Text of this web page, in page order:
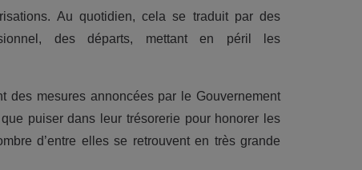
Au quotidien, cela se traduit par des
des départs, mettant en péril les
des mesures annoncées par le Gouvernement
puiser dans leur trésorerie pour honorer les
d’entre elles se retrouvent en très grande